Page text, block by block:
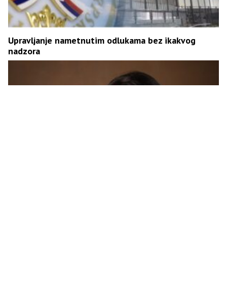
Upravljanje nametnutim odlukama bez ikakvog
nadzora